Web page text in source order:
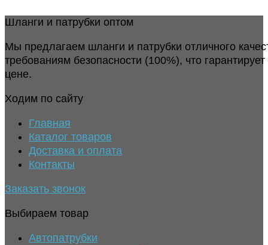
Шланги и патрубки оптом
Мы предлагаем шланги и патрубки отличного
требованиям безопасности (100%), что
цене.
Ходим по сайту
Главная
Каталог товаров
Доставка и оплата
Контакты
Заказать звонок
Выбираем товар
Автопатрубки